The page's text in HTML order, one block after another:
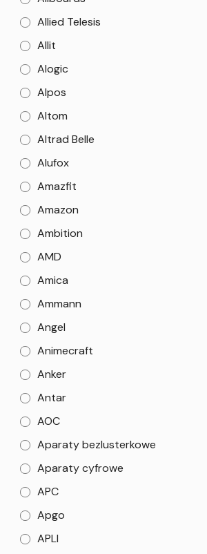
Allied Telesis
Allit
Alogic
Alpos
Altom
Altrad Belle
Alufox
Amazfit
Amazon
Ambition
AMD
Amica
Ammann
Angel
Animecraft
Anker
Antar
AOC
Aparaty bezlusterkowe
Aparaty cyfrowe
APC
Apgo
APLI